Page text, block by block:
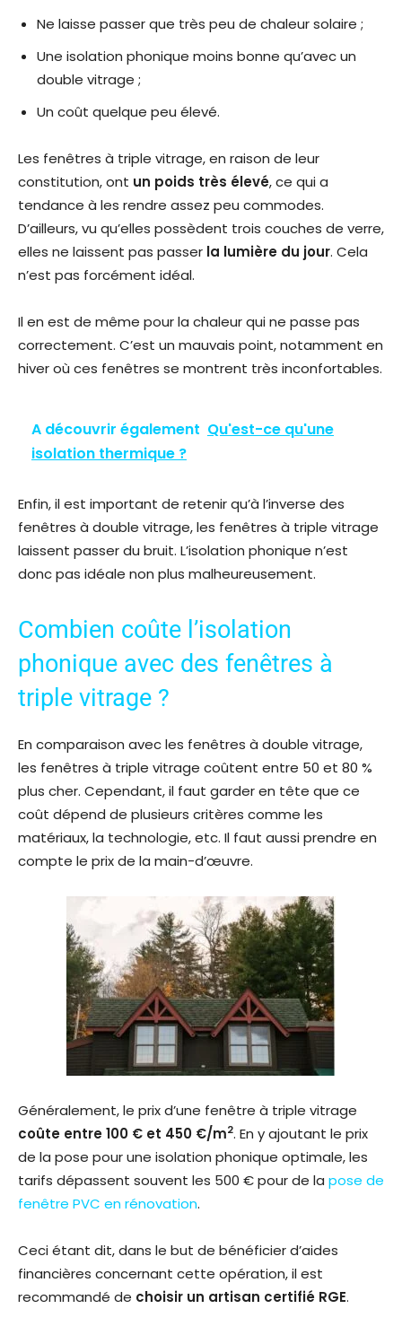
Ne laisse passer que très peu de chaleur solaire ;
Une isolation phonique moins bonne qu’avec un
double vitrage ;
Un coût quelque peu élevé.
Les fenêtres à triple vitrage, en raison de leur
constitution, ont un poids très élevé, ce qui a
tendance à les rendre assez peu commodes.
D’ailleurs, vu qu’elles possèdent trois couches de verre,
elles ne laissent pas passer la lumière du jour. Cela
n’est pas forcément idéal.
Il en est de même pour la chaleur qui ne passe pas
correctement. C’est un mauvais point, notamment en
hiver où ces fenêtres se montrent très inconfortables.
A découvrir également Qu'est-ce qu'une
isolation thermique ?
Enfin, il est important de retenir qu’à l’inverse des
fenêtres à double vitrage, les fenêtres à triple vitrage
laissent passer du bruit. L’isolation phonique n’est
donc pas idéale non plus malheureusement.
Combien coûte l’isolation
phonique avec des fenêtres à
triple vitrage ?
En comparaison avec les fenêtres à double vitrage,
les fenêtres à triple vitrage coûtent entre 50 et 80 %
plus cher. Cependant, il faut garder en tête que ce
coût dépend de plusieurs critères comme les
matériaux, la technologie, etc. Il faut aussi prendre en
compte le prix de la main-d’œuvre.
Généralement, le prix d’une fenêtre à triple vitrage
coûte entre 100 € et 450 €/m2. En y ajoutant le prix
de la pose pour une isolation phonique optimale, les
tarifs dépassent souvent les 500 € pour de la pose de
fenêtre PVC en rénovation.
Ceci étant dit, dans le but de bénéficier d’aides
financières concernant cette opération, il est
recommandé de choisir un artisan certifié RGE.